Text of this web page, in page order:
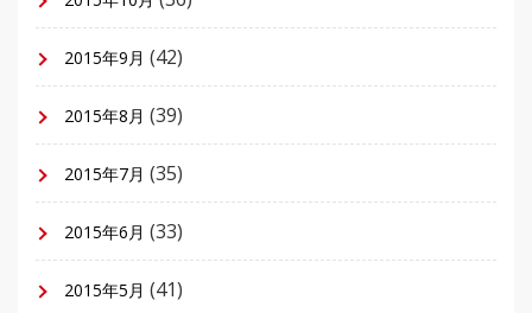
2015年9月 (42)
2015年8月 (39)
2015年7月 (35)
2015年6月 (33)
2015年5月 (41)